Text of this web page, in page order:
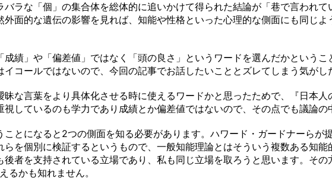
ラな「個」の集合体を総体的に追いかけて得られた結論が「巷で言われ
面的な遺伝の影響を見れば、知能や性格といった心理的な側面にも同じよ
績」や「偏差値」ではなく「頭の良さ」というワードを選んだかという
コールではないので、今回の記事でお話したいこととズレてしまう気がし
な言葉をより具体化させる時に使えるワードかと思ったためで、『日本
しているのも学力であり成績とか偏差値ではないので、その点でも議論の
とになると2つの側面を知る必要があります。ハワード・ガードナーら
を個別に検証するというもので、一般知能理論とはそういう複数ある知
者を支持されている立場であり、私も同じ立場を取ろうと思います。そ
るかも知れません。